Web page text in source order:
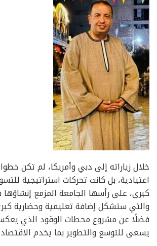
خلال زياراته إلى دبي وأمريكا، لم تكن
اعتيادية، بل كانت تحركات استراتيجية
كبرى، على رأسها الجامعة المزمع
والتي ستشكل إضافة تعليمية وحضارية
فضلًا عن مشروع محطات الوقود الذي يعكس
يسعى للتوسع والتطوير بما يخدم